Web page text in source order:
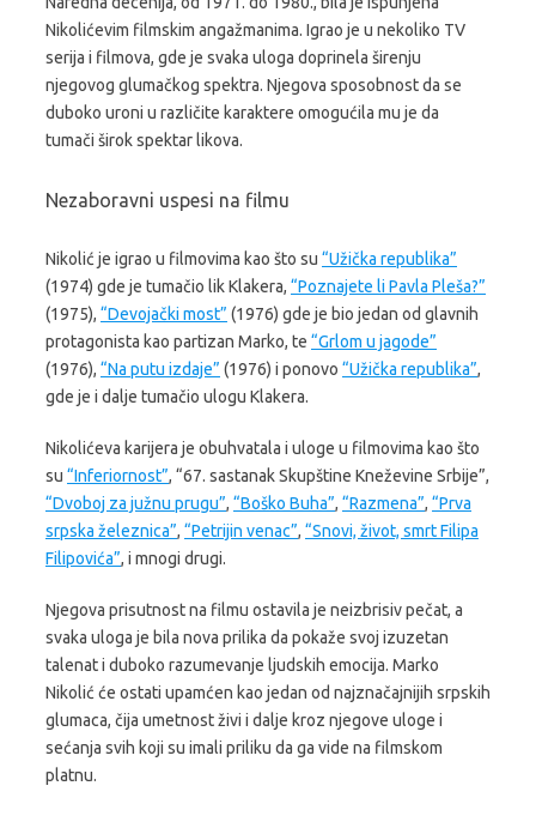
Nikolićevim filmskim angažmanima. Igrao je u nekoliko TV
serija i filmova, gde je svaka uloga doprinela širenju
njegovog glumačkog spektra. Njegova sposobnost da se
duboko uroni u različite karaktere omogućila mu je da
tumači širok spektar likova.
Nezaboravni uspesi na filmu
Nikolić je igrao u filmovima kao što su “Užička republika”
(1974) gde je tumačio lik Klakera, “Poznajete li Pavla Pleša?”
(1975), “Devojački most” (1976) gde je bio jedan od glavnih
protagonista kao partizan Marko, te “Grlom u jagode”
(1976), “Na putu izdaje” (1976) i ponovo “Užička republika”,
gde je i dalje tumačio ulogu Klakera.
Nikolićeva karijera je obuhvatala i uloge u filmovima kao što
su “Inferiornost”, “67. sastanak Skupštine Kneževine Srbije”,
“Dvoboj za južnu prugu”, “Boško Buha”, “Razmena”, “Prva
srpska železnica”, “Petrijin venac”, “Snovi, život, smrt Filipa
Filipovića”, i mnogi drugi.
Njegova prisutnost na filmu ostavila je neizbrisiv pečat, a
svaka uloga je bila nova prilika da pokaže svoj izuzetan
talenat i duboko razumevanje ljudskih emocija. Marko
Nikolić će ostati upamćen kao jedan od najznačajnijih srpskih
glumaca, čija umetnost živi i dalje kroz njegove uloge i
sećanja svih koji su imali priliku da ga vide na filmskom
platnu.